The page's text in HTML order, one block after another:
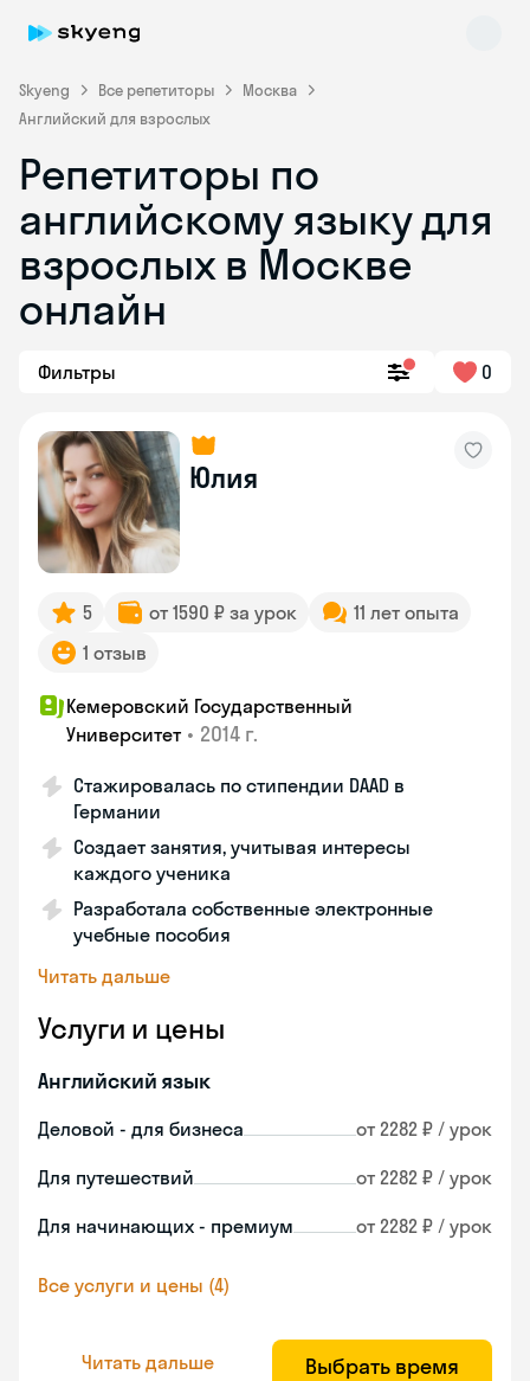
Skyeng Все репетиторы
Москва
Английский для взрослых
Репетиторы по
английскому языку для
взрослых в Москве
онлайн
Фильтры 0
Юлия
5 от 1590 ₽ за урок
11 лет опыта
1 отзыв
Кемеровский Государственный
Университет • 2014 г.
Стажировалась по стипендии DAAD в
Германии
Создает занятия, учитывая интересы
каждого ученика
Разработала собственные электронные
учебные пособия
Читать дальше
Услуги и цены
Английский язык
Деловой - для бизнеса от 2282 ₽ / урок
Для путешествий от 2282 ₽ / урок
Для начинающих - премиум от 2282 ₽ / урок
Все услуги и цены (4)
Читать дальше Выбрать время
Skyeng Chat